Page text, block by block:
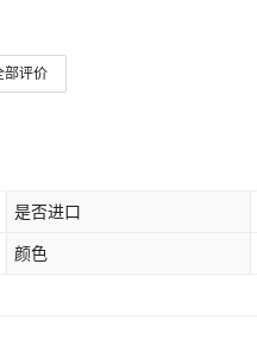
部评价
是否进口
颜色